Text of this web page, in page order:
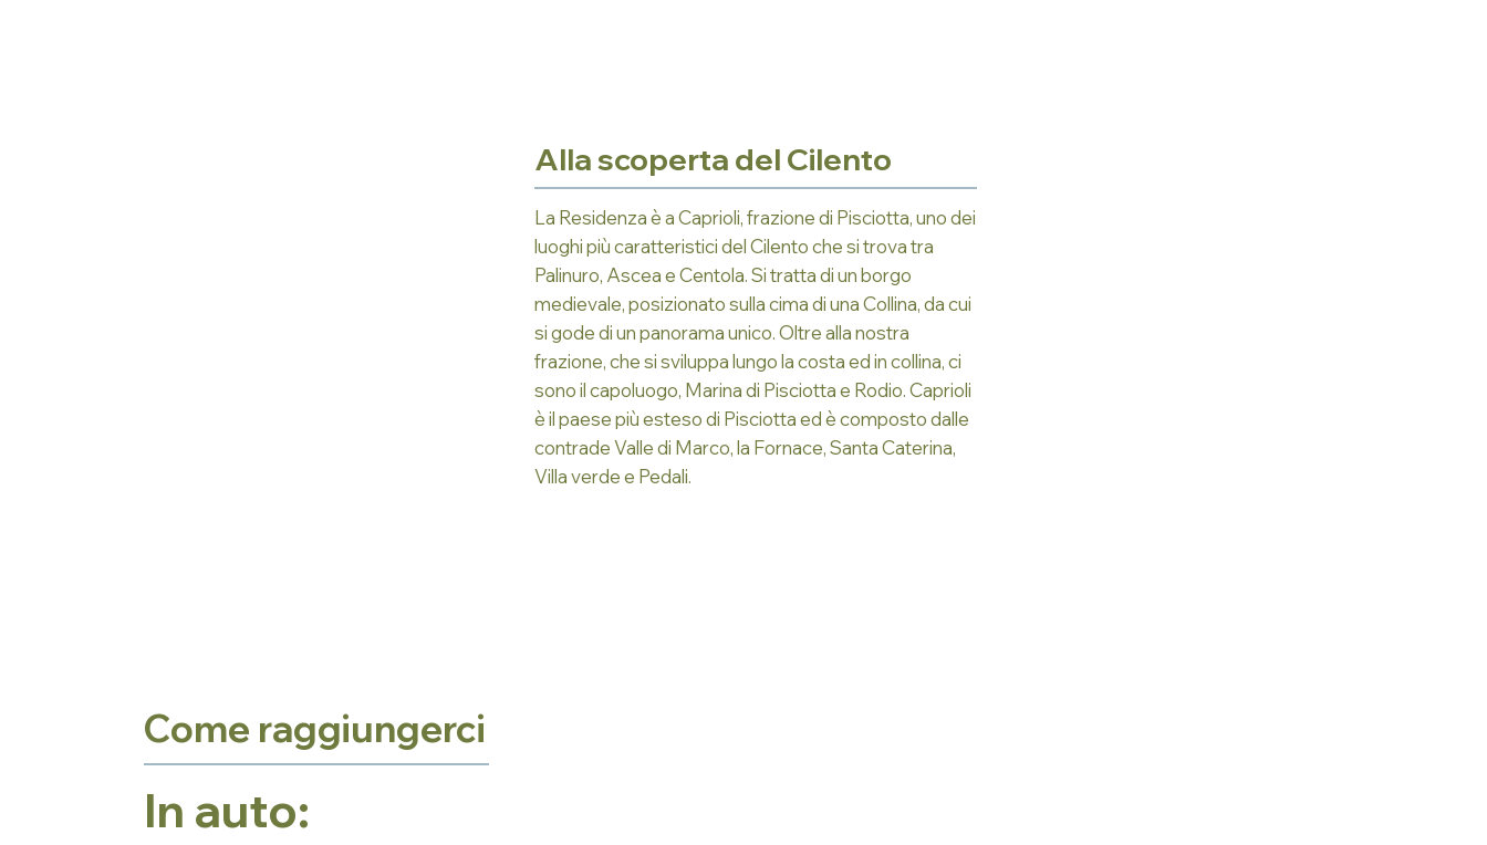
Alla scoperta del Cilento
La Residenza è a Caprioli, frazione di Pisciotta, uno dei
luoghi più caratteristici del Cilento che si trova tra
Palinuro, Ascea e Centola. Si tratta di un borgo
medievale, posizionato sulla cima di una Collina, da cui
si gode di un panorama unico. Oltre alla nostra
frazione, che si sviluppa lungo la costa ed in collina, ci
sono il capoluogo, Marina di Pisciotta e Rodio. Caprioli
è il paese più esteso di Pisciotta ed è composto dalle
contrade Valle di Marco, la Fornace, Santa Caterina,
Villa verde e Pedali.
Come raggiungerci
In auto: